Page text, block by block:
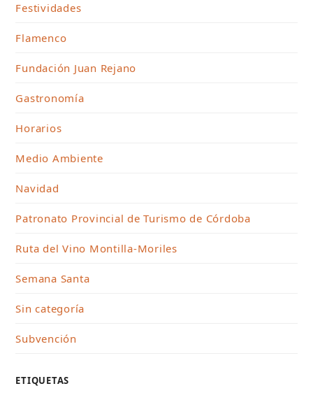
Festividades
Flamenco
Fundación Juan Rejano
Gastronomía
Horarios
Medio Ambiente
Navidad
Patronato Provincial de Turismo de Córdoba
Ruta del Vino Montilla-Moriles
Semana Santa
Sin categoría
Subvención
ETIQUETAS